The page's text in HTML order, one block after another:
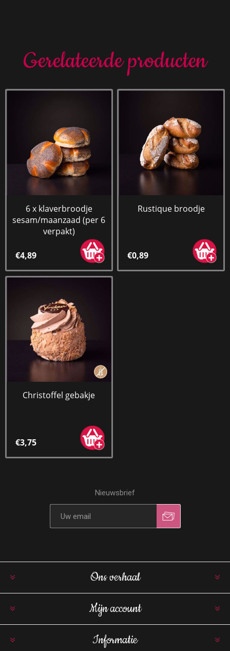
Gerelateerde producten
6 x klaverbroodje
sesam/maanzaad (per 6
verpakt)
€4,89
Rustique broodje
€0,89
Christoffel gebakje
€3,75
Nieuwsbrief
Ons verhaal
Mijn account
Informatie